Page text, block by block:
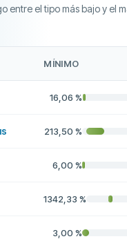
Más sobre esta empresa
MÍNIMO
16,06 %
213,50 %
6,00 %
1342,33 %
3,00 %
entre el tipo más bajo y el